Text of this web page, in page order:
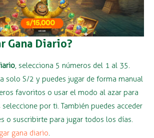
Gana Diario?
, selecciona 5 números del 1 al 35.
solo S/2 y puedes jugar de forma manual
favoritos o usar el modo al azar para
por ti. También puedes acceder
o suscribirte para jugar todos los días.
gana diario.